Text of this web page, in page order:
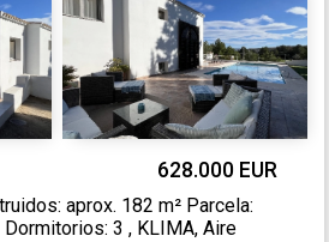
628.000 EUR
aprox. 182 m² Parcela:
Dormitorios: 3 , KLIMA, Aire